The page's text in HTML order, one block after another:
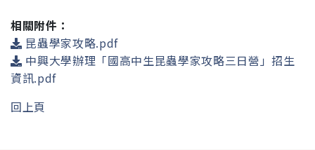
相關附件：
昆蟲學家攻略.pdf
中興大學辦理「國高中生昆蟲學家攻略三日營」招生
資訊.pdf
回上頁